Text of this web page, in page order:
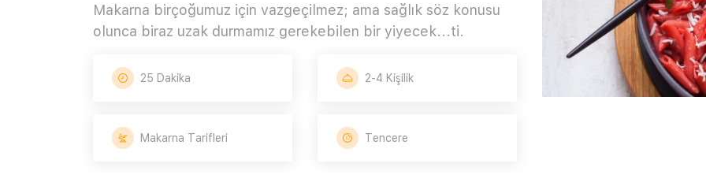
Makarna birçoğumuz için vazgeçilmez; ama sağlık söz konusu
olunca biraz uzak durmamız gerekebilen bir yiyecek...ti.
25 Dakika 2-4 Kişilik
Makarna Tarifleri Tencere